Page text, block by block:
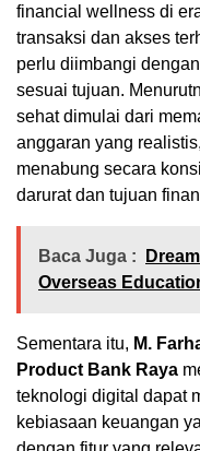
financial wellness di
transaksi dan akses
perlu diimbangi
sesuai tujuan.
sehat dimulai dari
anggaran yang
menabung secara
darurat dan tujuan
Baca Juga :
Overseas
Sementara itu, M.
Product Bank Raya
teknologi digital dapat
kebiasaan keuangan